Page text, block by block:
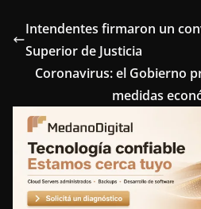
e
b
o
o
k
t
t
e
r
t
e
r
e
s
t
k
d
I
n
Intendentes firmaron un
Superior de Justicia
Coronavirus: el Gobierno
medidas